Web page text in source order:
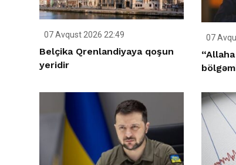
07 Avqust 2026 22:49
Belçika Qrenlandiyaya qoşun
yeridir
07